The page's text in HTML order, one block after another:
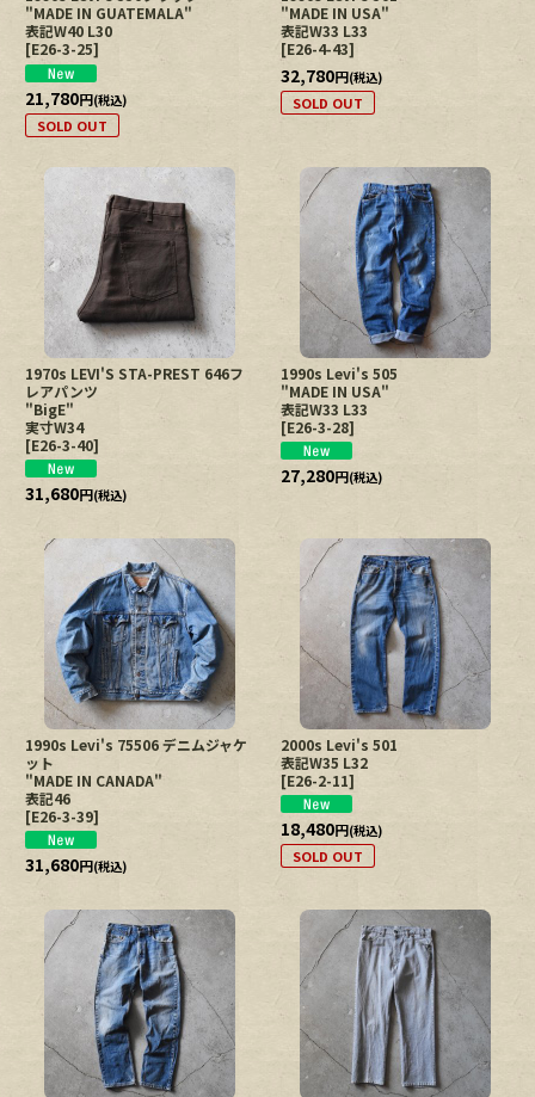
"MADE IN GUATEMALA"
表記W40 L30
[E26-3-25]
21,780円(税込)
SOLD OUT
"MADE IN USA"
表記W33 L33
[E26-4-43]
32,780円(税込)
SOLD OUT
1970s LEVI'S STA-PREST 646フ
レアパンツ
"BigE"
実寸W34
[E26-3-40]
31,680円(税込)
1990s Levi's 505
"MADE IN USA"
表記W33 L33
[E26-3-28]
27,280円(税込)
1990s Levi's 75506 デニムジャケ
ット
"MADE IN CANADA"
表記46
[E26-3-39]
31,680円(税込)
2000s Levi's 501
表記W35 L32
[E26-2-11]
18,480円(税込)
SOLD OUT